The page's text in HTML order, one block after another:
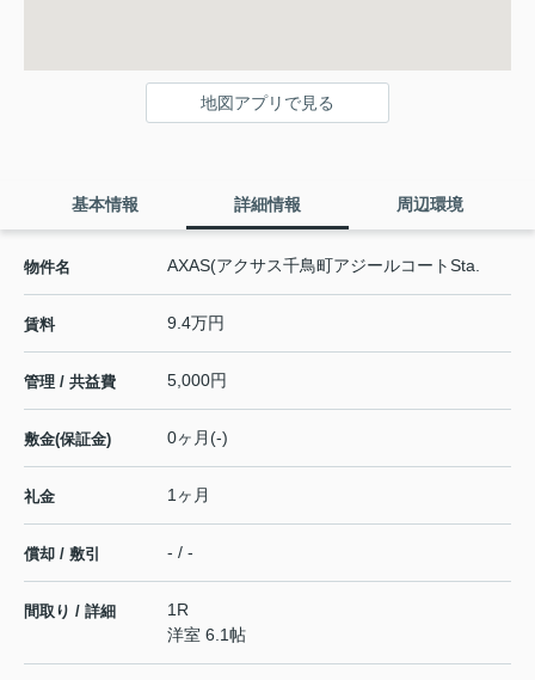
地図アプリで見る
基本情報 詳細情報 周辺環境
物件名 AXAS(アクサス千鳥町アジールコートSta.
賃料 9.4万円
管理 / 共益費 5,000円
敷金(保証金) 0ヶ月(-)
礼金 1ヶ月
償却 / 敷引 - / -
間取り / 詳細
1R
洋室 6.1帖